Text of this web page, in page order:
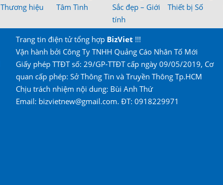
Thương hiệu
Tâm Tình
Sắc đẹp – Giới
tính
Thiết bị Số
Trang tin điện tử tổng hợp BizViet !!!
Vận hành bởi Công Ty TNHH Quảng Cáo Nhân Tố Mới
Giấy phép TTĐT số: 29/GP-TTĐT cấp ngày 09/05/2019, Cơ
quan cấp phép: Sở Thông Tin và Truyền Thông Tp.HCM
Chịu trách nhiệm nội dung: Bùi Anh Thứ
Email: bizvietnew@gmail.com. ĐT: 0918229971